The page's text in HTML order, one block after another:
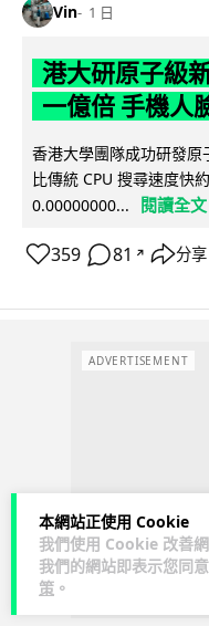
本網站正使用 Cookie
我們使用 Cookie 改善
我們的網站即表示您同
策 。
Vin 1 日
港大研原子級
一億倍 手機人
香港大學團隊成功研發原
比傳統 CPU 搜尋速度快
0.00000000...
閱讀全文
359 81 ↗ 分享
ADVERTISEMENT